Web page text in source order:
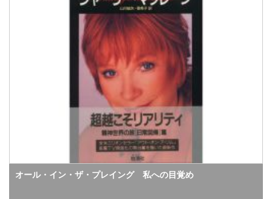
オール・イン・ザ・プレイング 私への目覚め